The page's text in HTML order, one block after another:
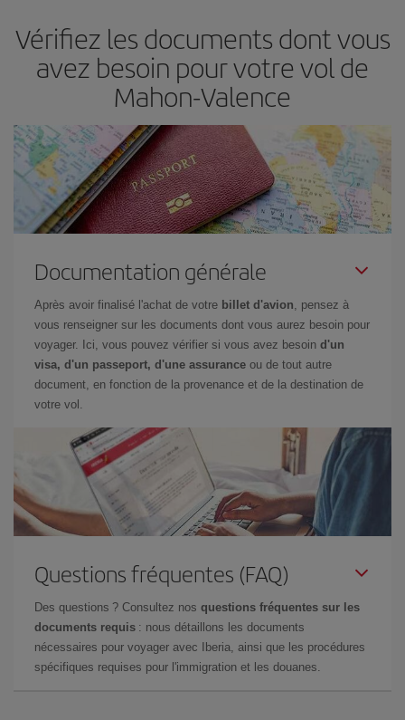
billets, plus vous bénéficiez de prix économiques. De plus, en
restant flexible sur les dates et les horaires de vol lors de votre
recherche, vous pourrezchoisir le prix le plus économique.
Vérifiez les documents dont vous
avez besoin pour votre vol de
Mahon-Valence
Documentation générale
Après avoir finalisé l'achat de votre billet d'avion, pensez à
vous renseigner sur les documents dont vous aurez besoin pour
voyager. Ici, vous pouvez vérifier si vous avez besoin d'un
visa, d'un passeport, d'une assurance ou de tout autre
document, en fonction de la provenance et de la destination de
votre vol.
Questions fréquentes (FAQ)
Des questions ? Consultez nos questions fréquentes sur les
documents requis : nous détaillons les documents
nécessaires pour voyager avec Iberia, ainsi que les procédures
spécifiques requises pour l'immigration et les douanes.